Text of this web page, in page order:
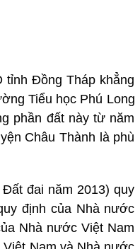
tỉnh Đồng Tháp khẳng
Tiểu học Phú Long
phần đất này từ năm
Châu Thành là phù
đai năm 2013) quy
định của Nhà nước
Nhà nước Việt Nam